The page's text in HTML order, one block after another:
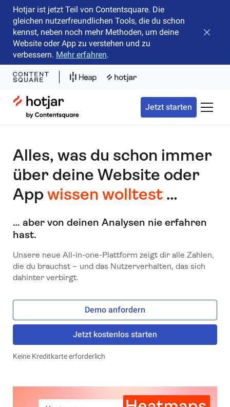
Hotjar ist jetzt Teil von Contentsquare. Die
gleichen nutzerfreundlichen Tools, die du schon
kennst, neben noch mehr Methoden, um deine
Website oder App zu verstehen und zu
verbessern. Mehr erfahren.
Hotjar Logo
Jetzt starten
Alles, was du schon immer
über deine Website oder
Appwissen wolltest…
… aber von deinen Analysen nie erfahren
hast.
Unsere neue All-in-one-Plattform zeigt dir alle Zahlen,
die du brauchst – und das Nutzerverhalten, das sich
dahinter verbirgt.
Demo anfordern
Jetzt kostenlos starten
Keine Kreditkarte erforderlich